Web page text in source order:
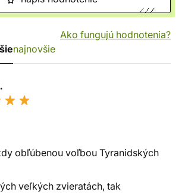
Ako fungujú hodnotenia?
najnovšie
obľúbenou voľbou Tyranidských
veľkých zvieratách, tak